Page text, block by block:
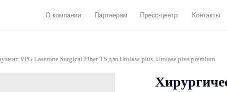
О компании Партнерам Пресс-центр Контакты
VPG Laserone Surgical Fiber TS для Urolase plus, Urolase plus premium